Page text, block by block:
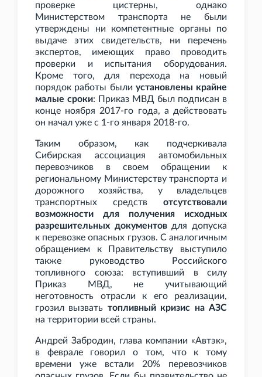
проверке цистерны, однако
Министерством транспорта не были
утверждены ни компетентные органы по
выдаче этих свидетельств, ни перечень
экспертов, имеющих право проводить
проверки и испытания оборудования.
Кроме того, для перехода на новый
порядок работы были установлены крайне
малые сроки: Приказ МВД был подписан в
конце ноября 2017-го года, а действовать
он начал уже с 1-го января 2018-го.
Таким образом, как подчеркивала
Сибирская ассоциация автомобильных
перевозчиков в своем обращении к
региональному Министерству транспорта и
дорожного хозяйства, у владельцев
транспортных средств отсутствовали
возможности для получения исходных
разрешительных документовдля допуска
к перевозке опасных грузов. С аналогичным
обращением к Правительству выступило
также руководство Российского
топливного союза: вступивший в силу
Приказ МВД, не учитывающий
неготовность отрасли к его реализации,
грозил вызвать топливный кризис на АЗС
на территории всей страны.
Андрей Забродин, глава компании «Автэк»,
в феврале говорил о том, что к тому
времени уже встали 20% перевозчиков